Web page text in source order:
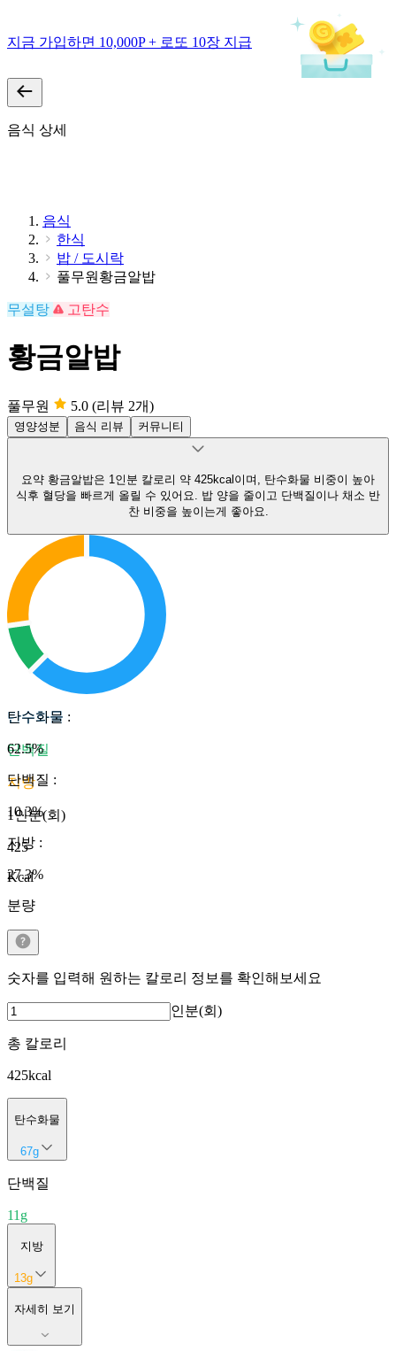
지금 가입하면 10,000P + 로또 10장 지급
음식 상세
음식
한식
밥 / 도시락
풀무원황금알밥
무설탕 고탄수
황금알밥
풀무원 5.0 (리뷰 2개)
영양성분 음식 리뷰 커뮤니티
요약 황금알밥은 1인분 칼로리 약 425kcal이며, 탄수화물 비중이 높아
식후 혈당을 빠르게 올릴 수 있어요. 밥 양을 줄이고 단백질이나 채소 반
찬 비중을 높이는게 좋아요.
탄수화물
단백질
지방
1인분(회)
425
Kcal
탄수화물 :
62.5%
단백질 :
10.3%
지방 :
27.3%
분량
숫자를 입력해 원하는 칼로리 정보를 확인해보세요
인분(회)
총 칼로리
425kcal
탄수화물
67g
단백질
11 g
지방
13g
자세히 보기